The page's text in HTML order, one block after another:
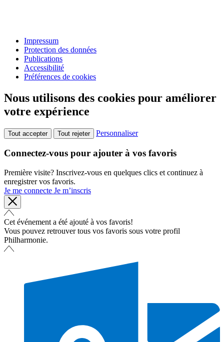
Impressum
Protection des données
Publications
Accessibilité
Préférences de cookies
Nous utilisons des cookies pour améliorer
votre expérience
Tout accepter Tout rejeter Personnaliser
Connectez-vous pour ajouter à vos favoris
Première visite? Inscrivez-vous en quelques clics et continuez à
enregistrer vos favoris.
Je me connecte Je m’inscris
Cet événement a été ajouté à vos favoris!
Vous pouvez retrouver tous vos favoris sous votre profil
Philharmonie.